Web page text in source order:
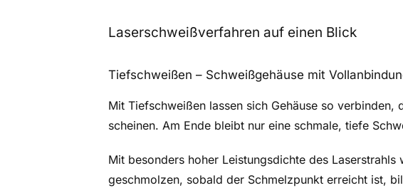
Laserschweißverfahren auf einen Blick
Tiefschweißen – Schweißgehäuse mit
Mit Tiefschweißen lassen sich Gehäuse so verbinden,
scheinen. Am Ende bleibt nur eine schmale, tiefe
Mit besonders hoher Leistungsdichte des
geschmolzen, sobald der Schmelzpunkt erreicht ist,